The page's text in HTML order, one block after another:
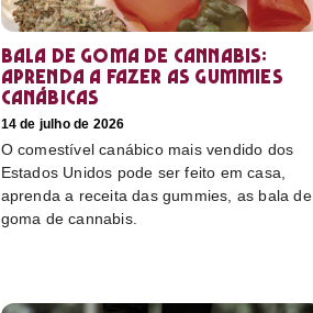
Bala de goma de cannabis:
aprenda a fazer as gummies
canábicas
14 de julho de 2026
O comestível canábico mais vendido dos
Estados Unidos pode ser feito em casa,
aprenda a receita das gummies, as bala de
goma de cannabis.